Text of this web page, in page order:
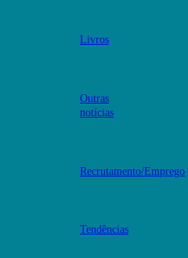
Livros
Outras
notícias
Recrutamento/Emprego
Tendências